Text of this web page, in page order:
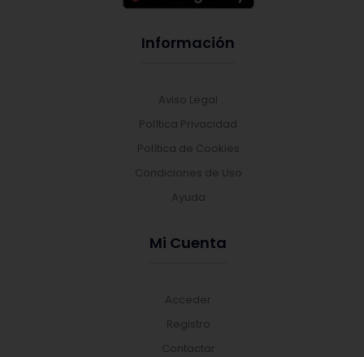
Información
Aviso Legal
Política Privacidad
Política de Cookies
Condiciones de Uso
Ayuda
Mi Cuenta
Acceder
Registro
Contactar